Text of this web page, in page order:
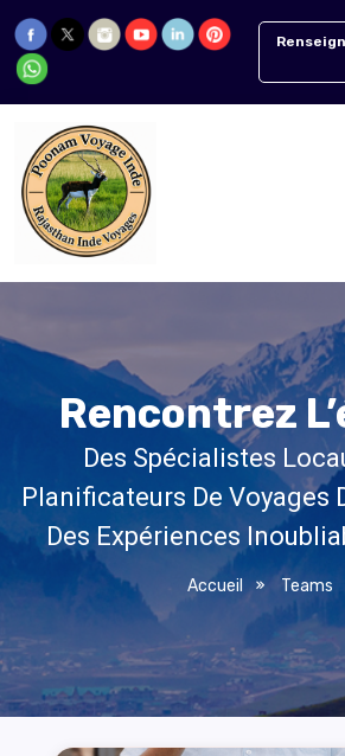
Rencontrez
Des Spécialistes
Planificateurs De Voyages
Des Expériences
Accueil Teams